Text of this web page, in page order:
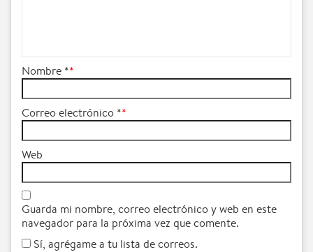
Nombre *
Correo electrónico *
Web
Guarda mi nombre, correo electrónico y web en este
navegador para la próxima vez que comente.
Sí, agrégame a tu lista de correos.